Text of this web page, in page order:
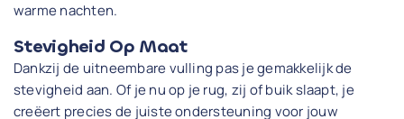
warme nachten.
Stevigheid Op Maat
Dankzij de uitneembare vulling pas je gemakkelijk de
stevigheid aan. Of je nu op je rug, zij of buik slaapt, je
creëert precies de juiste ondersteuning voor jouw